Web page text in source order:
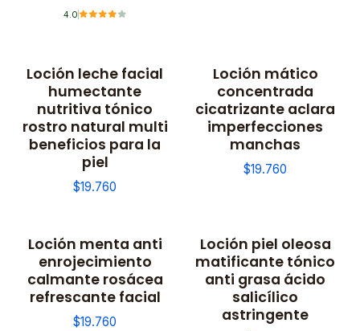
4.0
Loción leche facial
humectante
nutritiva tónico
rostro natural multi
beneficios para la
piel
$19.760
Loción mático
concentrada
cicatrizante aclara
imperfecciones
manchas
$19.760
Loción menta anti
enrojecimiento
calmante rosácea
refrescante facial
$19.760
Loción piel oleosa
matificante tónico
anti grasa ácido
salicílico
astringente